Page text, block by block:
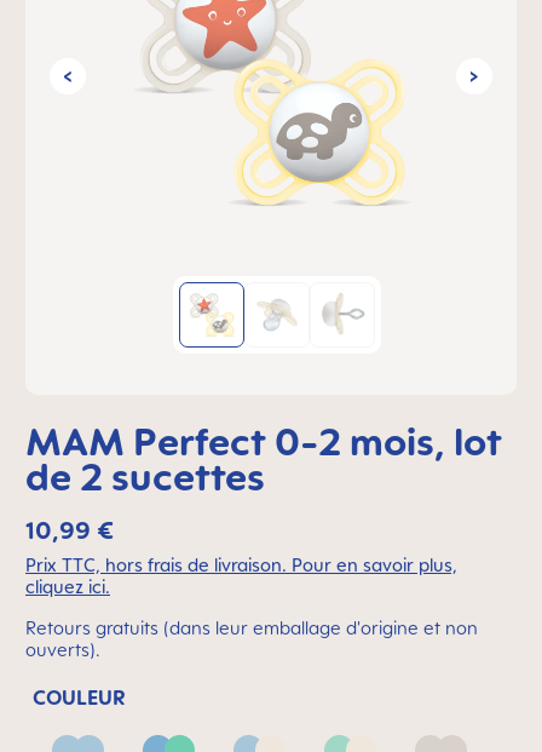
MAM Perfect 0-2 mois, lot
de 2 sucettes
10,99 €
Prix TTC, hors frais de livraison. Pour en savoir plus,
cliquez ici.
Retours gratuits (dans leur emballage d'origine et non
ouverts).
COULEUR